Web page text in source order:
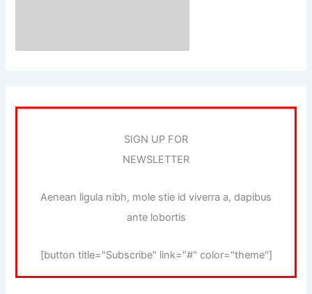
SIGN UP FOR
NEWSLETTER
Aenean ligula nibh, mole stie id viverra a, dapibus
ante lobortis
[button title="Subscribe" link="#" color="theme"]